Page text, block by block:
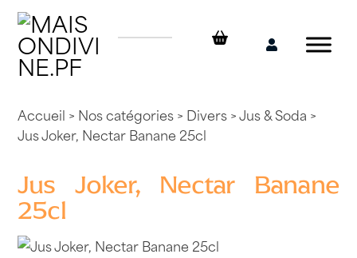
Skip
content
Mon
Accueil > Nos catégories> Divers>Jus & Soda >
Jus Joker, Nectar Banane 25cl
Jus Joker, Nectar Banane
25cl